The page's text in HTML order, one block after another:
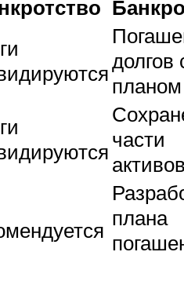
долгов
планом
части
плана